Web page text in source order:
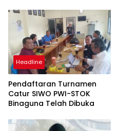
Global
Headline
Pendaftaran Turnamen
Catur SIWO PWI-STOK
Binaguna Telah Dibuka